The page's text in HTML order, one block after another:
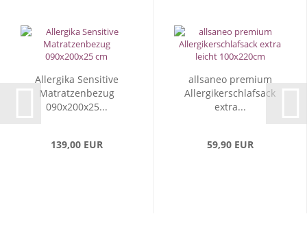
Allergika Sensitive
Matratzenbezug
090x200x25...
139,00 EUR
allsaneo premium
Allergikerschlafsack
extra...
59,90 EUR